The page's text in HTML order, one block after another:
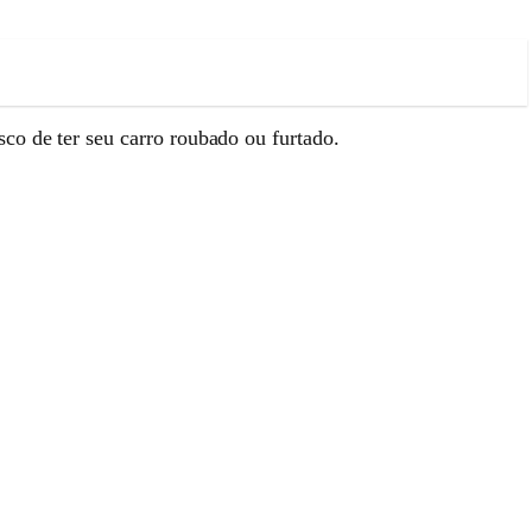
de ter seu carro roubado ou furtado.